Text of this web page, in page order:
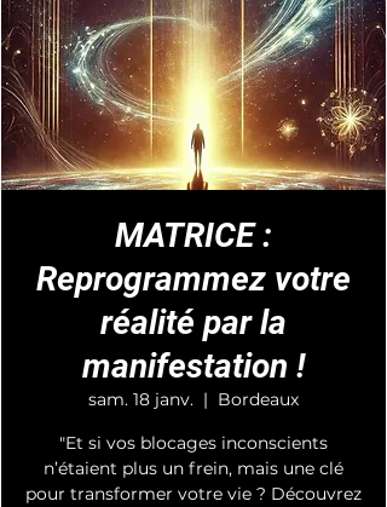
MATRICE :
Reprogrammez votre
réalité par la
manifestation !
sam. 18 janv.
  |
Bordeaux
"Et si vos blocages inconscients
n’étaient plus un frein, mais une clé
pour transformer votre vie ? Découvrez